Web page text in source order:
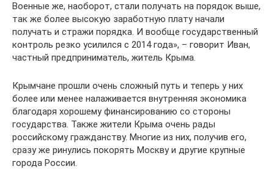
Военные же, наоборот, стали получать на порядок выше,
так же более высокую заработную плату начали
получать и стражи порядка. И вообще государственный
контроль резко усилился с 2014 года», – говорит Иван,
частный предприниматель, житель Крыма.
Крымчане прошли очень сложный путь и теперь у них
более или менее налаживается внутренняя экономика
благодаря хорошему финансированию со стороны
государства. Также жители Крыма очень рады
российскому гражданству. Многие из них, получив его,
сразу же ринулись покорять Москву и другие крупные
города России.